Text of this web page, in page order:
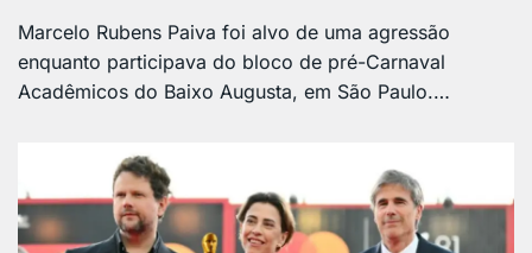
Marcelo Rubens Paiva foi alvo de uma agressão
enquanto participava do bloco de pré-Carnaval
Acadêmicos do Baixo Augusta, em São Paulo.…